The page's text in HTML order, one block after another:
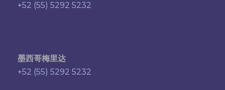
+52 (55) 5292 5232
墨西哥梅里达
+52 (55) 5292 5232